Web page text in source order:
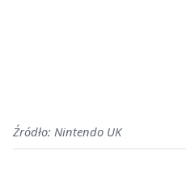
Źródło: Nintendo UK